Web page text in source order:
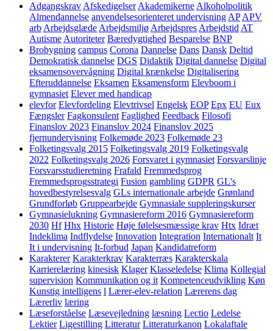
Adgangskrav Afskedigelser Akademikerne Alkoholpolitik
Almendannelse anvendelsesorienteret undervisning AP APV
arb Arbejdsglæde Arbejdsmiljø Arbejdspres Arbejdstid AT
Autisme Autoriteter Bæredygtighed Besparelse BNP
Brobygning campus Corona Dannelse Dans Dansk Deltid
Demokratisk dannelse DGS Didaktik Digital dannelse Digital
eksamensovervågning Digital krænkelse Digitalisering
Efteruddannelse Eksamen Eksamensform Elevboom i
gymnasiet Elever med handicap
elevfor Elevfordeling Elevtrivsel Engelsk EOP Epx EU Eux
Fængsler Fagkonsulent Faglighed Feedback Filosofi
Finanslov 2023 Finanslov 2024 Finanslov 2025
fjernundervisning Folkemøde 2023 Folkemøde 23
Folketingsvalg 2015 Folketingsvalg 2019 Folketingsvalg
2022 Folketingsvalg 2026 Forsvaret i gymnasiet Forsvarslinje
Forsvarsstudieretning Frafald Fremmedsprog
Fremmedsprogsstrategi Fusion gambling GDPR GL's
hovedbestyrelsesvalg GLs internationale arbejde Grønland
Grundforløb Gruppearbejde Gymnasiale suppleringskurser
Gymnasielukning Gymnasiereform 2016 Gymnasiereform
2030 Hf Hhx Historie Høje følelsesmæssige krav Htx Idræt
Indeklima Indflydelse Innovation Integration Internationalt It
It i undervisning It-forbud Japan Kandidatreform
Karakterer Karakterkrav Karakterræs Karakterskala
Karrierelæring kinesisk Klager Klasseledelse Klima Kollegial
supervision Kommunikation og it Kompetenceudvikling Køn
Kunstig intelligens l Lærer-elev-relation Lærerens dag
Lærerliv læring
Læseforståelse Læsevejledning læsning Lectio Ledelse
Lektier Ligestilling Litteratur Litteraturkanon Lokalaftale